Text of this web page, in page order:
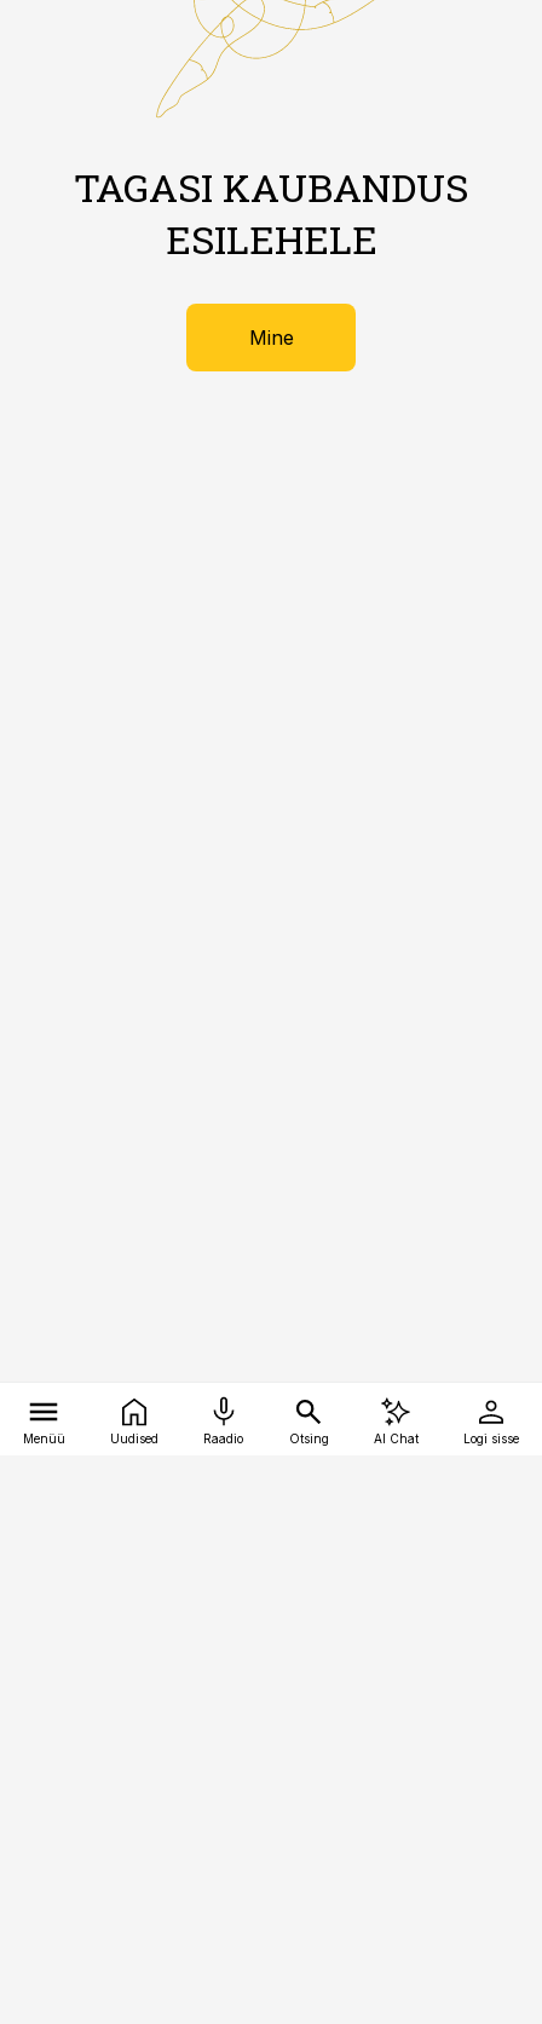
TAGASI KAUBANDUS
ESILEHELE
Mine
Menüü Uudised Raadio Otsing AI Chat Logi sisse